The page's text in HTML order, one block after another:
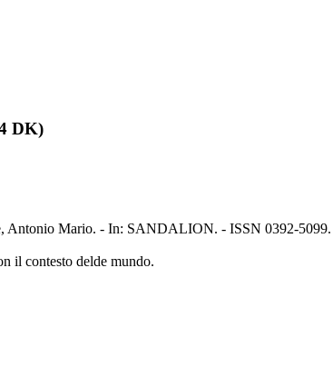
DK)
Antonio Mario. - In: SANDALION. - ISSN 0392-
il contesto delde mundo.